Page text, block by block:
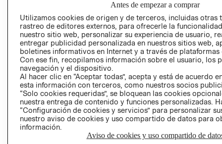
GIFT CARD
AVISO DE
Perú (S/)
CAMBIAR REGIÓN
Antes de empezar a comprar
Utilizamos cookies de origen y de terceros, incluidas otras
rastreo de editores externos, para ofrecerle la
nuestro sitio web, personalizar su experiencia de usuario,
entregar publicidad personalizada en nuestros sitios web,
boletines informativos en Internet y a través de plataformas
Con ese fin, recopilamos información sobre el usuario, los
navegación y el dispositivo.
Al hacer clic en “Aceptar todas”, acepta y está de acuerdo
esta información con terceros, como nuestros socios
“Solo cookies requeridas”, se bloquean las cookies
nuestra entrega de contenido y funciones personalizadas.
“Configuración de cookies y servicios” para personalizar
nuestro aviso de cookies y uso compartido de datos para
información.
Aviso de cookies y uso compartido de